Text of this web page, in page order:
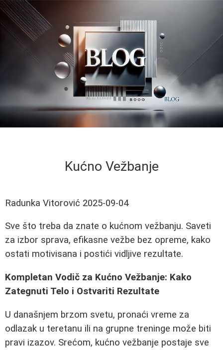
Kućno Vežbanje
Radunka Vitorović 2025-09-04
Sve što treba da znate o kućnom vežbanju. Saveti
za izbor sprava, efikasne vežbe bez opreme, kako
ostati motivisana i postići vidljive rezultate.
Kompletan Vodič za Kućno Vežbanje: Kako
Zategnuti Telo i Ostvariti Rezultate
U današnjem brzom svetu, pronaći vreme za
odlazak u teretanu ili na grupne treninge može biti
pravi izazov. Srećom, kućno vežbanje postaje sve